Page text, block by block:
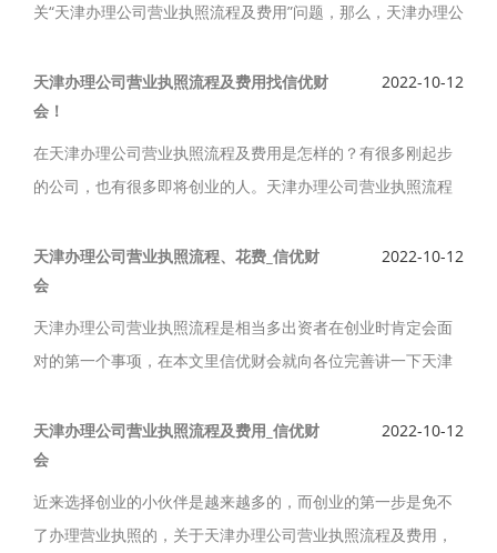
关“天津办理公司营业执照流程及费用”问题，那么，天津办理公
务多年，积累了丰富的实际操作经验。
天津办理公司营业执照流程及费用找信优财
会！
2022-10-12
在天津办理公司营业执照流程及费用是怎样的？有很多刚起步
的公司，也有很多即将创业的人。天津办理公司营业执照流程
司注册,天津办理公司营业执照流程及费用服务。
天津办理公司营业执照流程、花费_信优财
会
2022-10-12
天津办理公司营业执照流程是相当多出资者在创业时肯定会面
对的第一个事项，在本文里信优财会就向各位完善讲一下天津
助。
天津办理公司营业执照流程及费用_信优财
会
2022-10-12
近来选择创业的小伙伴是越来越多的，而创业的第一步是免不
了办理营业执照的，关于天津办理公司营业执照流程及费用，